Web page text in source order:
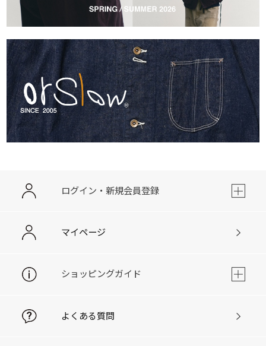
ログイン・新規会員登録
マイページ
ショッピングガイド
よくある質問